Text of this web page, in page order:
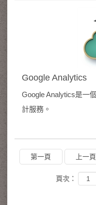
Google Analytics
Google Analytics是一
計服務。
第一頁 上一頁
頁次：